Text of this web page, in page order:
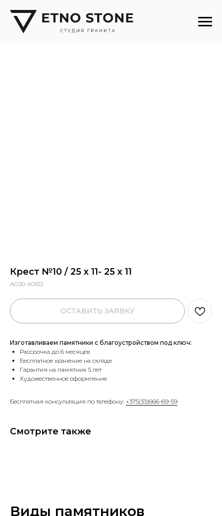
Крест №10 / 25 х 11- 25 х 11
AC00-X0102
ОСТАВИТЬ ЗАЯВКУ
Изготавливаем памятники с благоустройством под ключ:
Рассрочка до 6 месяцев
Бесплатное хранение на складе
Гарантия на памятник 5 лет
Художественное оформление
Бесплатная консультация по телефону: +375(33)666-69-59
Смотрите также
Виды памятников